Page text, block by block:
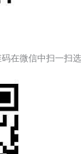
在微信中扫一扫